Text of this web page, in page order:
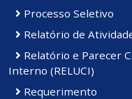
Processo Seletivo
Relatório de
Relatório e Parecer
Interno (RELUCI)
Requerimento